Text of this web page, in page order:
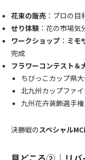
花束の販売 ：プロの
せり体験 ：花の市場
ワークショップ ： ミモ
完成
フラワーコンテスト＆
ちびっこカップ県
北九州カップファ
九州花卉装飾選手権
決勝戦のスペシャル